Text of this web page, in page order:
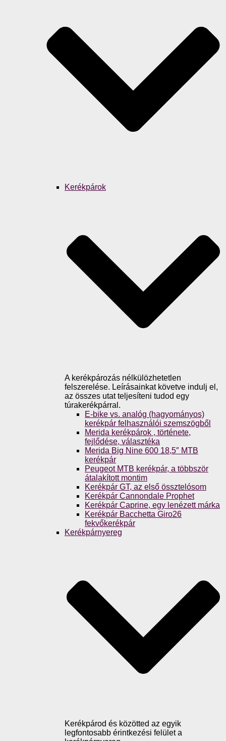
Kerékpárok
A kerékpározás nélkülözhetetlen
felszerelése. Leírásainkat követve indulj el,
az összes utat teljesíteni tudod egy
túrakerékpárral.
E-bike vs. analóg (hagyományos)
kerékpár felhasználói szemszögből
Merida kerékpárok , története,
fejlődése, választéka
Merida Big Nine 600 18,5″ MTB
kerékpár
Peugeot MTB kerékpár, a többször
átalakított montim
Kerékpár GT, az első össztelósom
Kerékpár Cannondale Prophet
Kerékpár Caprine, egy lenézett márka
Kerékpár Bacchetta Giro26
fekvőkerékpár
Kerékpárnyereg
Kerékpárod és közötted az egyik
legfontosabb érintkezési felület a